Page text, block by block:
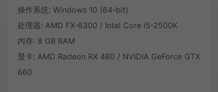
操作系统: Windows 10 (64-bit)
处理器: AMD FX-6300 / Intel Core i5-2500K
内存: 8 GB RAM
显卡: AMD Radeon RX 460 / NVIDIA GeForce GTX
660